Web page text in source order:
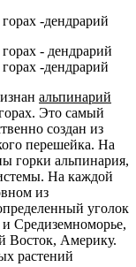
альпинарий
Это самый
создан из
перешейка. На
горки альпинария,
На каждой
из
уголок
Средиземноморье,
Восток, Америку.
растений